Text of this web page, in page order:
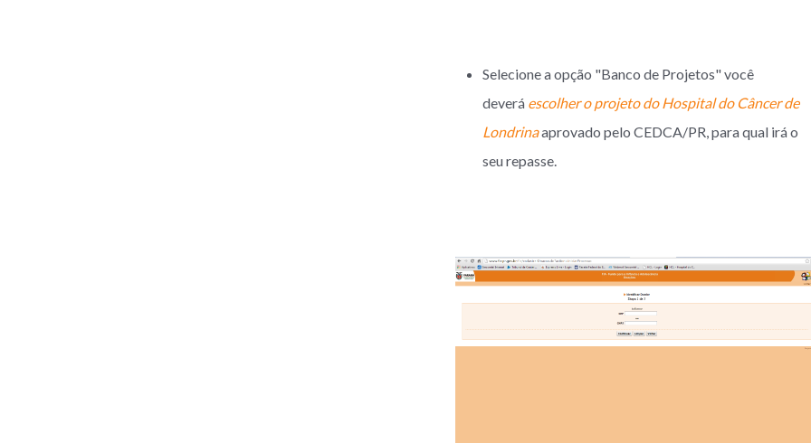
Selecione a opção "Banco de Projetos" você
deverá escolher o projeto do Hospital do Câncer de
Londrinaaprovado pelo CEDCA/PR, para qual irá o
seu repasse.